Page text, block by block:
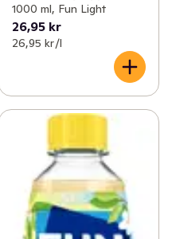
1000 ml, Fun Light
26,95 kr
26,95 kr /l